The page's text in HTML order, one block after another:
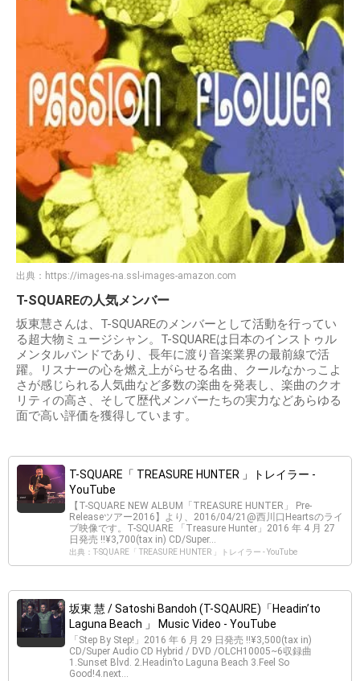
出典： https://images-na.ssl-images-amazon.com
T-SQUAREの人気メンバー
坂東慧さんは、T-SQUAREのメンバーとして活動を行ってい
る超大物ミュージシャン。T-SQUAREは日本のインストゥル
メンタルバンドであり、長年に渡り音楽業界の最前線で活
躍。リスナーの心を燃え上がらせる名曲、クールなかっこよ
さが感じられる人気曲など多数の楽曲を発表し、楽曲のクオ
リティの高さ、そして歴代メンバーたちの実力などあらゆる
面で高い評価を獲得しています。
T-SQUARE「 TREASURE HUNTER 」トレイラー -
YouTube
【T-SQUARE NEW ALBUM「TREASURE HUNTER」 Pre-
Releaseツアー2016】より、2016/04/21@西川口Heartsのライ
ブ映像です。T-SQUARE 「Treasure Hunter」2016 年 4 月 27
日発売 !!¥3,700(tax in) CD/Super...
出典：T-SQUARE「 TREASURE HUNTER 」トレイラー - YouTube
坂東 慧 / Satoshi Bandoh (T-SQAURE)「Headin’to
Laguna Beach 」 Music Video - YouTube
「Step By Step!」2016 年 6 月 29 日発売 !!¥3,500(tax in)
CD/Super Audio CD Hybrid / DVD /OLCH10005~6収録曲
1.Sunset Blvd. 2.Headin’to Laguna Beach 3.Feel So
Good!4.next...